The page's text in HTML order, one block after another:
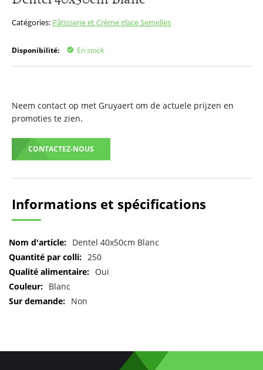
Catégories: Pâtisserie et Crème glaceSemelles
Disponibilité: En stock
Neem contact op met Gruyaert om de actuele prijzen en
promoties te zien.
CONTACTEZ-NOUS
de
d’images
Informations et spécifications
Pour
plus
d'informations
Dentel 40x50cm Blanc
250
Oui
Blanc
Non